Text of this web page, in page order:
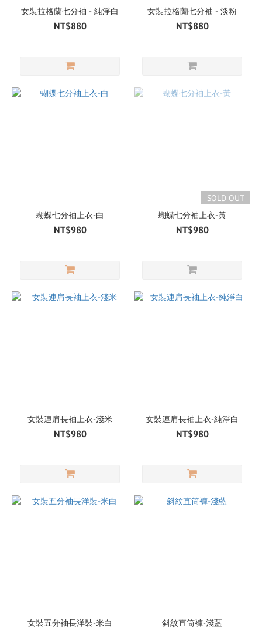
女裝拉格蘭七分袖 - 純淨白
NT$880
女裝拉格蘭七分袖 - 淡粉
NT$880
蝴蝶七分袖上衣-白
NT$980
SOLD OUT
蝴蝶七分袖上衣-黃
NT$980
女裝連肩長袖上衣-淺米
NT$980
女裝連肩長袖上衣-純淨白
NT$980
女裝五分袖長洋裝-米白 斜紋直筒褲-淺藍